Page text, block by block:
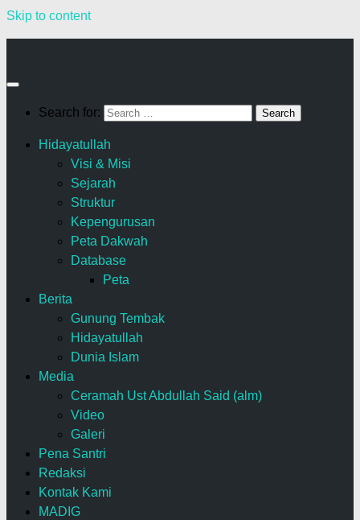
Skip to content
Search for:
Hidayatullah
Visi & Misi
Sejarah
Struktur
Kepengurusan
Peta Dakwah
Database
Peta
Berita
Gunung Tembak
Hidayatullah
Dunia Islam
Media
Ceramah Ust Abdullah Said (alm)
Video
Galeri
Pena Santri
Redaksi
Kontak Kami
MADIG